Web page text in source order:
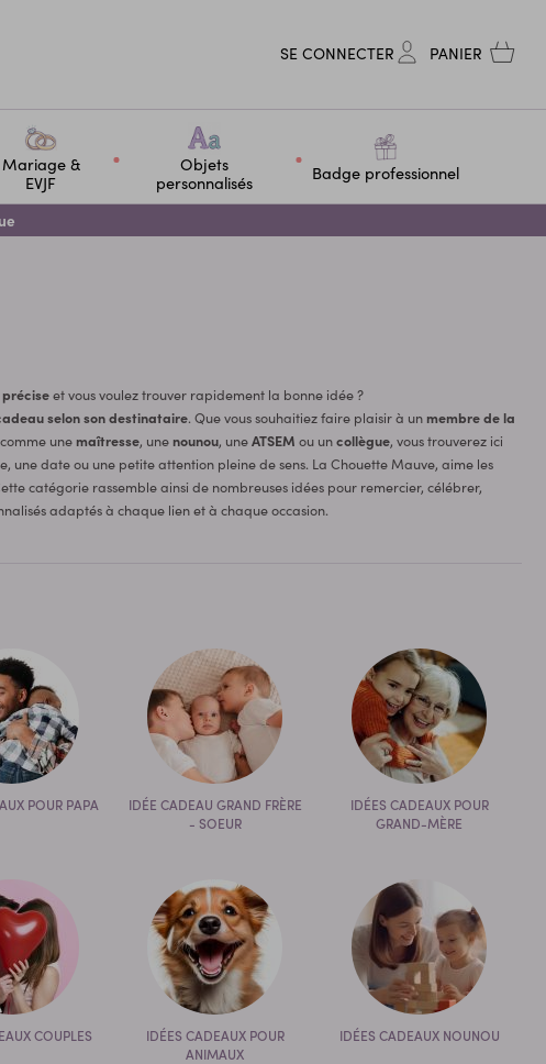
SE CONNECTER PANIER
Mariage &
EVJF
Objets
personnalisés
Badge professionnel
et vous voulez trouver rapidement la bonne idée ?
selon son destinataire. Que vous souhaitiez faire plaisir à un membre de la
une maîtresse, une nounou, uneATSEM ou uncollègue, vous trouverez ici
une date ou une petite attention pleine de sens. La Chouette Mauve, aime les
catégorie rassemble ainsi de nombreuses idées pour remercier, célébrer,
adaptés à chaque lien et à chaque occasion.
POUR PAPA
IDÉE CADEAU GRAND FRÈRE
- SOEUR
IDÉES CADEAUX POUR
GRAND-MÈRE
COUPLES
IDÉES CADEAUX POUR
ANIMAUX
IDÉES CADEAUX NOUNOU